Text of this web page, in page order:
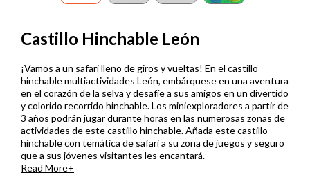
Castillo Hinchable León
¡Vamos a un safari lleno de giros y vueltas! En el castillo
hinchable multiactividades León, embárquese en una aventura
en el corazón de la selva y desafíe a sus amigos en un divertido
y colorido recorrido hinchable. Los miniexploradores a partir de
3 años podrán jugar durante horas en las numerosas zonas de
actividades de este castillo hinchable. Añada este castillo
hinchable con temática de safari a su zona de juegos y seguro
que a sus jóvenes visitantes les encantará.
Read More